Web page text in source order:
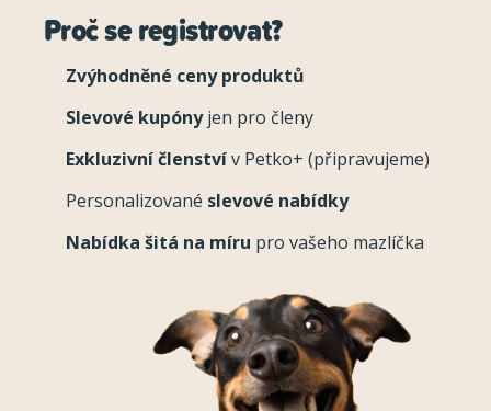
Proč se registrovat?
Zvýhodněné ceny produktů
Slevové kupónyjen pro členy
Exkluzivní členstvív Petko+ (připravujeme)
Personalizované slevové nabídky
Nabídka šitá na míru pro vašeho mazlíčka